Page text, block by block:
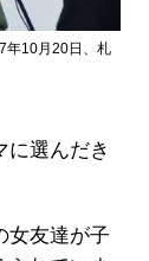
年10月20日、札
に選んだき
女友達が子